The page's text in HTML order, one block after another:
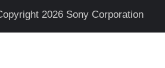
2026 Sony Corporation